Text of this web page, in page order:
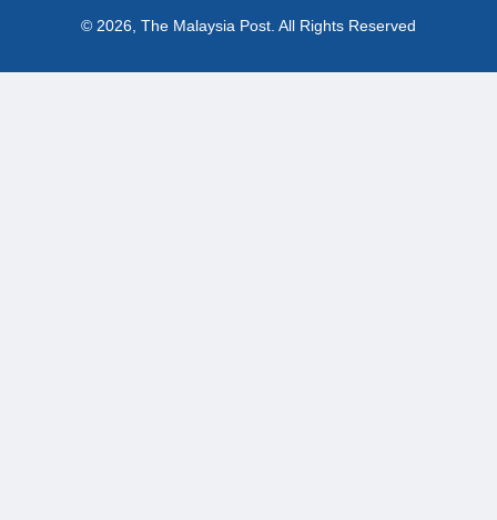
© 2026, The Malaysia Post. All Rights Reserved